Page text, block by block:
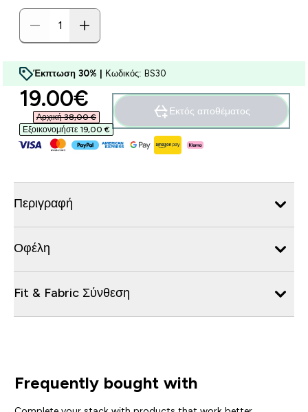
Έκπτωση 30% | Κωδικός: BS30
discounted price
19.00€‎
Αρχική 38,00 €‎
Εξοικονομήστε 19,00 €‎
Εκτός αποθέματος
Περιγραφή
Οφέλη
Fit & Fabric Σύνθεση
Frequently bought with